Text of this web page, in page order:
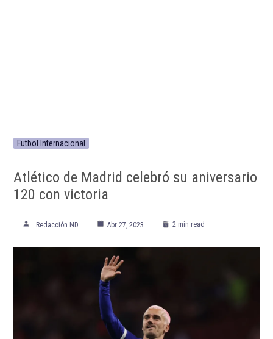
Futbol Internacional
Atlético de Madrid celebró su aniversario
120 con victoria
Redacción ND Abr 27, 2023 2 min read